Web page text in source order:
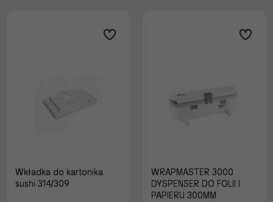
Wkładka do kartonika
sushi 314/309
WRAPMASTER 3000
DYSPENSER DO FOLII I
PAPIERU 300MM